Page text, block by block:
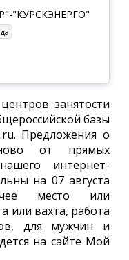
"КУРСКЭНЕРГО"
занятости
базы
Предложения о
от прямых
интернет-
на 07 августа
место или
или вахта, работа
для мужчин и
на сайте Мой